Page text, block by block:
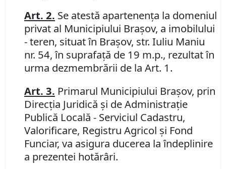
Art. 2. Se atestă apartenenţa la domeniul
privat al Municipiului Braşov, a imobilului
- teren, situat în Braşov, str. Iuliu Maniu
nr. 54, în suprafaţă de 19 m.p., rezultat în
urma dezmembrării de la Art. 1.
Art. 3. Primarul Municipiului Braşov, prin
Direcţia Juridică şi de Administraţie
Publică Locală - Serviciul Cadastru,
Valorificare, Registru Agricol şi Fond
Funciar, va asigura ducerea la îndeplinire
a prezentei hotărâri.